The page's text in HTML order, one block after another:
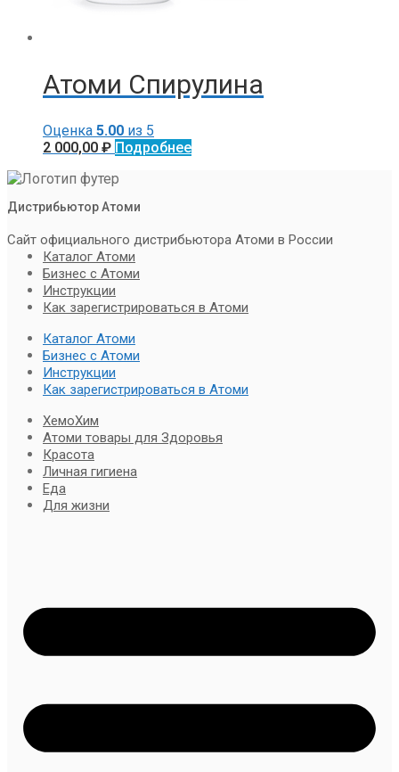
Атоми Спирулина
Оценка 5.00 из 5
2 000,00 ₽ Подробнее
Дистрибьютор Атоми
Сайт официального дистрибьютора Атоми в России
Каталог Атоми
Бизнес с Атоми
Инструкции
Как зарегистрироваться в Атоми
Каталог Атоми
Бизнес с Атоми
Инструкции
Как зарегистрироваться в Атоми
ХемоХим
Атоми товары для Здоровья
Красота
Личная гигиена
Еда
Для жизни